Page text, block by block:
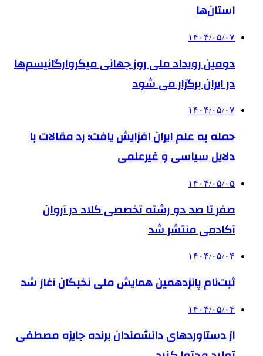
استان‌ها
۱۴۰۴/۰۵/۰۷
دومین رویداد ملی روز جهانی میکروارگانیسم‌ها
در ایران برگزار می شود
۱۴۰۴/۰۵/۰۷
حمله به علم ایران افزایش یافت؛ رد مقالات با
دلایل سیاسی و غیرعلمی
۱۴۰۴/۰۵/۰۵
صفر تا صد دو رشته‌ تخصصی کلاد در آروان
آکادمی منتشر شد
۱۴۰۴/۰۵/۰۴
ثبت‌نام پانزدهمین همایش ملی نخبگان آغاز شد
۱۴۰۴/۰۵/۰۴
از دستاوردهای دانشمندان برنده جایزه مصطفی